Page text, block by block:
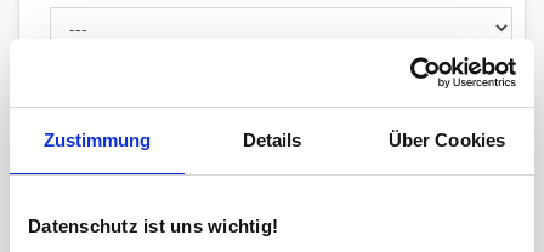
Zustimmung Details Über Cookies
Datenschutz ist uns wichtig!